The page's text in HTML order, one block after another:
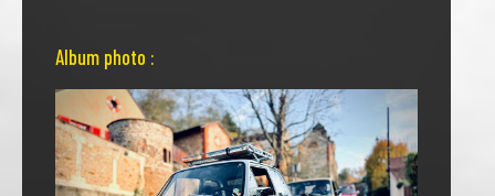
Album photo :